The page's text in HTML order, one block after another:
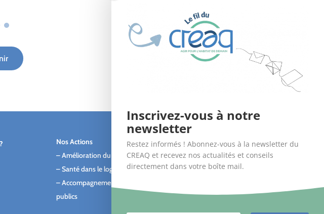
Nos Actions
–Amélioration du bâti
–Santé dans le logement
–Accompagnement des
publics
Suivez-nous !
Inscrivez-vous à notre
newsletter
Restez informés ! Abonnez-vous à la newsletter du
CREAQ et recevez nos actualités et conseils
directement dans votre boîte mail.